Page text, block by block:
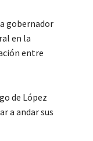
gobernador
en la
entre
de López
a andar sus